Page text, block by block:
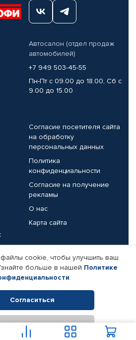
Автосалон (отдел продаж
автомобилей)
+7 949 503-45-55
Пн-Пт с 09.00 до 18.00, Сб с
9.00 до 15.00
Согласие посетителя сайта
на обработку
персональных данных
Политика
конфиденциальности
Согласие на получение
рекламы
О нас
Карта сайта
Реквизиты компании
2026. Все права защищены.
товаров Автопрофи.
cookie, чтобы улучшить ваш
больше в нашей Политике
.
Согласиться
Отклонить
В корзину